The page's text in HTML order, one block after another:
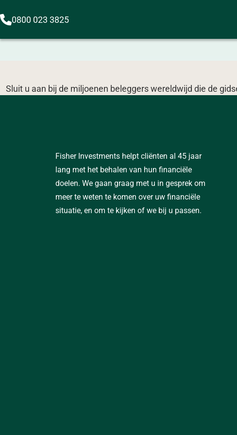
0800 023 3825
Sluit u aan bij de miljoenen beleggers wereldwijd die de
Fisher Investments helpt cliënten al 45 jaar
lang met het behalen van hun financiële
doelen. We gaan graag met u in gesprek om
meer te weten te komen over uw financiële
situatie, en om te kijken of we bij u passen.